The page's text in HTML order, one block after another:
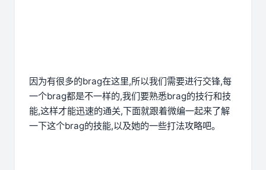
因为有很多的brag在这里,所以我们需要进行交锋,每
一个brag都是不一样的,我们要熟悉brag的技行和技
能,这样才能迅速的通关,下面就跟着微编一起来了解
一下这个brag的技能,以及她的一些打法攻略吧。